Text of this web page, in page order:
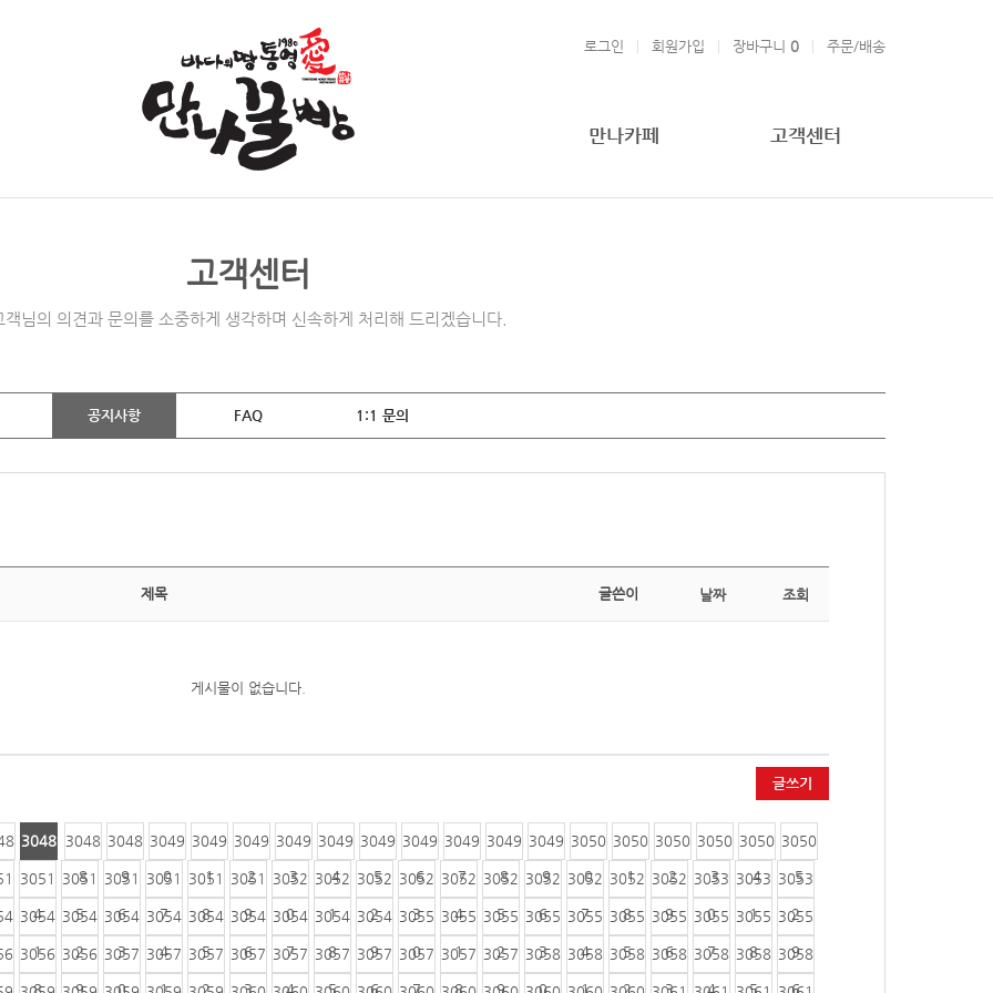
로그인 회원가입 장바구니 0 주문/배송
만나카페 고객센터
고객센터
객님의 의견과 문의를 소중하게 생각하며 신속하게 처리해 드리겠습니다.
공지사항 FAQ 1:1 문의
제목 글쓴이 날짜 조회
게시물이 없습니다.
글쓰기
3048
7
3048
8
3048
9
3049
0
3049
1
3049
2
3049
3
3049
4
3049
5
3049
6
3049
7
3049
8
3049
9
3050
0
3050
1
3050
2
3050
3
3050
4
3050
5
3051
4
3051
5
3051
6
3051
7
3051
8
3051
9
3052
0
3052
1
3052
2
3052
3
3052
4
3052
5
3052
6
3052
7
3052
8
3052
9
3053
0
3053
1
3053
2
3054
1
3054
2
3054
3
3054
4
3054
5
3054
6
3054
7
3054
8
3054
9
3055
0
3055
1
3055
2
3055
3
3055
4
3055
5
3055
6
3055
7
3055
8
3055
9
3056
8
3056
9
3057
0
3057
1
3057
2
3057
3
3057
4
3057
5
3057
6
3057
7
3057
8
3057
9
3058
0
3058
1
3058
2
3058
3
3058
4
3058
5
3058
6